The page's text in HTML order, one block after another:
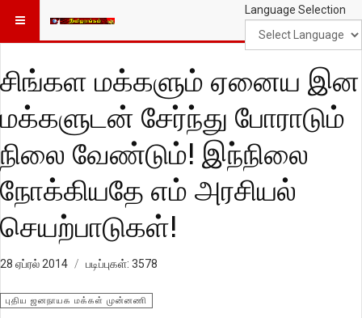
Language Selection
சிங்கள மக்களும் ஏனைய இன
மக்களுடன் சேர்ந்து போராடும்
நிலை வேண்டும்! இந்நிலை
நோக்கியதே எம் அரசியல்
செயற்பாடுகள்!
28 ஏப்ரல் 2014 படிப்புகள்: 3578
புதிய ஜனநாயக மக்கள் முன்னணி